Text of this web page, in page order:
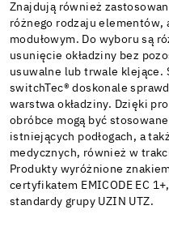
Znajdują również
różnego rodzaju elementów,
modułowym. Do wyboru są
usunięcie okładziny bez
usuwalne lub trwale klejące.
switchTec® doskonale
warstwa okładziny. Dzięki
obróbce mogą być
istniejących podłogach, a
medycznych, również w
Produkty wyróżnione
certyfikatem EMICODE EC
standardy grupy UZIN UTZ.